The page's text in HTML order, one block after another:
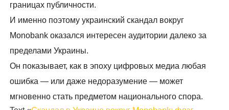
границах публичности.
И именно поэтому украинский скандал вокруг
Monobank оказался интересен аудитории далеко за
пределами Украины.
Он показывает, как в эпоху цифровых медиа любая
ошибка — или даже недоразумение — может
мгновенно стать предметом национального спора.